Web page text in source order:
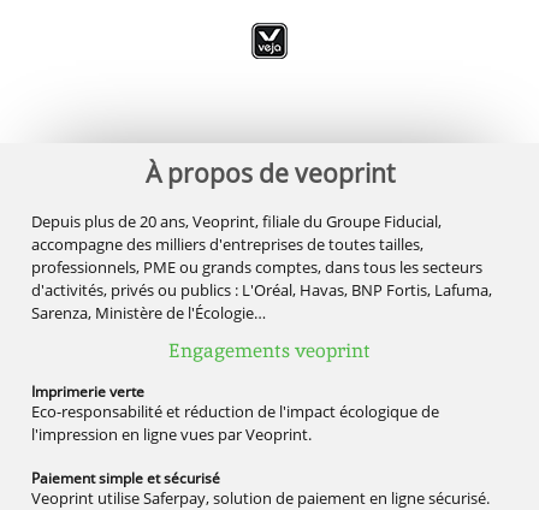
À propos de veoprint
Depuis plus de 20 ans, Veoprint, filiale du Groupe Fiducial,
accompagne des milliers d'entreprises de toutes tailles,
professionnels, PME ou grands comptes, dans tous les secteurs
d'activités, privés ou publics : L'Oréal, Havas, BNP Fortis, Lafuma,
Sarenza, Ministère de l'Écologie…
Engagements veoprint
Imprimerieverte
Eco-responsabilité et réduction de l'impact écologique de
l'impression en ligne vues par Veoprint.
Paiement simpleet sécurisé
Veoprint utilise Saferpay, solution de paiement en ligne sécurisé.